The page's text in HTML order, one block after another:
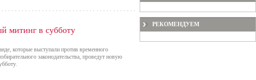
митинг в субботу
которые выступали против временного
законодательства, проведут новую
РЕКОМЕНДУЕМ